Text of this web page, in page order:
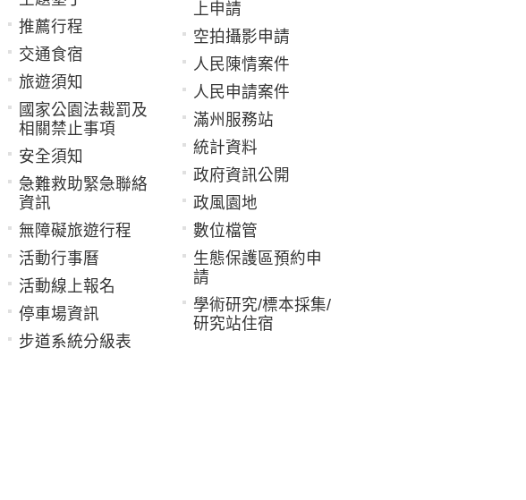
推薦行程
交通食宿
旅遊須知
國家公園法裁罰及
相關禁止事項
安全須知
急難救助緊急聯絡
資訊
無障礙旅遊行程
活動行事曆
活動線上報名
停車場資訊
步道系統分級表
上申請
空拍攝影申請
人民陳情案件
人民申請案件
滿州服務站
統計資料
政府資訊公開
政風園地
數位檔管
生態保護區預約申
請
學術研究/標本採集/
研究站住宿